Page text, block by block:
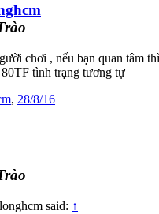
chơi , nếu bạn quan tâm
tình trạng tương tự
, 28/8/16
said: ↑